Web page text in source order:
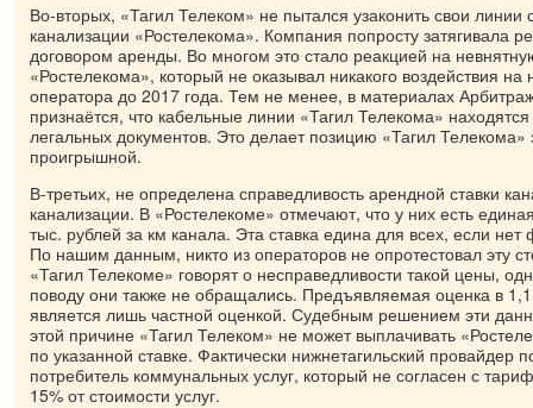
Во-вторых, «Тагил Телеком» не пытался узаконить свои линии
канализации «Ростелекома». Компания попросту затягивала
договором аренды. Во многом это стало реакцией на
«Ростелекома», который не оказывал никакого воздействия на
оператора до 2017 года. Тем не менее, в материалах
признаётся, что кабельные линии «Тагил Телекома»
легальных документов. Это делает позицию «Тагил Телекома»
проигрышной.
В-третьих, не определена справедливость арендной ставки
канализации. В «Ростелекоме» отмечают, что у них есть
тыс. рублей за км канала. Эта ставка едина для всех, если
По нашим данным, никто из операторов не опротестовал эту
«Тагил Телекоме» говорят о несправедливости такой цены,
поводу они также не обращались. Предъявляемая оценка в
является лишь частной оценкой. Судебным решением эти
этой причине «Тагил Телеком» не может выплачивать
по указанной ставке. Фактически нижнетагильский провайдер
потребитель коммунальных услуг, который не согласен с
15% от стоимости услуг.